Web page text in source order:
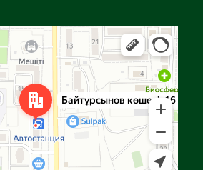
навигация, орындарды іздеу